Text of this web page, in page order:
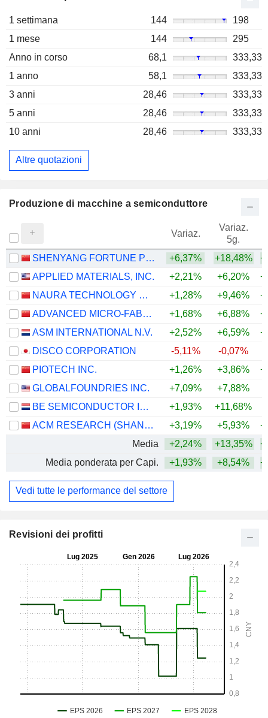
1 settimana 144
198
1 mese
144
295
Anno in corso
68,1
333,33
1 anno
58,1
333,33
3 anni
28,46
333,33
5 anni
28,46
333,33
10 anni
28,46 333,33
Altre quotazioni
Produzione di macchine a semiconduttore
Variaz.
Variaz.
5g.
SHENYANG FORTUNE PRECISION EQUIPMENT CO., LTD. +6,37% +18,48%
APPLIED MATERIALS, INC.
+2,21% +6,20%
NAURA TECHNOLOGY GROUP CO., LTD.
+1,28% +9,46%
ADVANCED MICRO-FABRICATION EQUIPMENT INC. CHINA
+1,68% +6,88%
ASM INTERNATIONAL N.V.
+2,52% +6,59%
DISCO CORPORATION
-5,11% -0,07%
PIOTECH INC.
+1,26% +3,86%
GLOBALFOUNDRIES INC.
+7,09% +7,88%
BE SEMICONDUCTOR INDUSTRIES N.V.
+1,93% +11,68%
ACM RESEARCH (SHANGHAI), INC.
+3,19% +5,93%
Media
+2,24% +13,35%
Media ponderata per Capi.
+1,93% +8,54%
Vedi tutte le performance del settore
Revisioni dei profitti